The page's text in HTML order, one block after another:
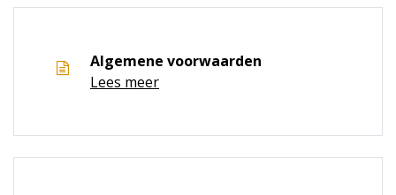
Algemene voorwaarden
Lees meer